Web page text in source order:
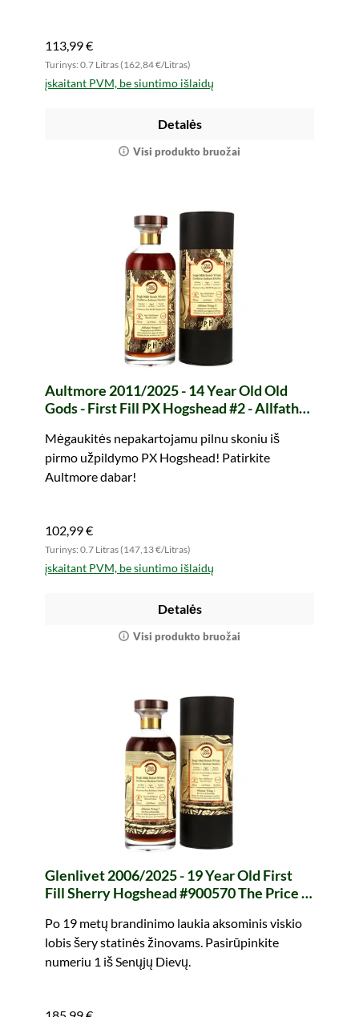
113,99 €
Turinys: 0.7 Litras (162,84 €/Litras)
įskaitant PVM, be siuntimo išlaidų
Detalės
Visi produkto bruožai
Aultmore 2011/2025 - 14 Year Old Old
Gods - First Fill PX Hogshead #2 - Allfather
Mėgaukitės nepakartojamu pilnu skoniu iš
pirmo užpildymo PX Hogshead! Patirkite
Aultmore dabar!
102,99 €
Turinys: 0.7 Litras (147,13 €/Litras)
įskaitant PVM, be siuntimo išlaidų
Detalės
Visi produkto bruožai
Glenlivet 2006/2025 - 19 Year Old First
Fill Sherry Hogshead #900570 The Price of
(whic)
Po 19 metų brandinimo laukia aksominis viskio
lobis šery statinės žinovams. Pasirūpinkite
numeriu 1 iš Senųjų Dievų.